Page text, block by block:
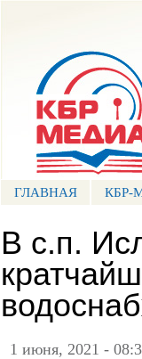
ГЛАВНАЯ КБР-
В с.п.
1 июня, 2021 -